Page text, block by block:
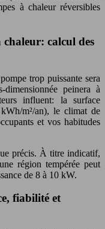
à chaleur réversibles
calcul des
trop puissante sera
peinera à
influent: la surface
m²/an), le climat de
et vos habitudes
précis. À titre indicatif,
région tempérée peut
de 8 à 10 kW.
fiabilité et